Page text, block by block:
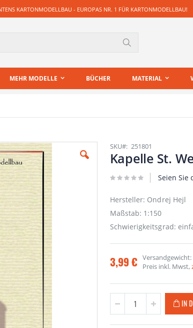
KARTONMODELLBAU - EUROPAS NR. 1 FÜR KARTONMODELLBAU!
MEHR MODELLE BÜCHER MATERIAL
SKU 251801
Kapelle St.
Seien Sie
Hersteller: Ondrej Hejl
Maßstab: 1:150
Schwierigkeitsgrad:
3,99 € Versandgewicht:
Preis inkl. Mwst,
IN